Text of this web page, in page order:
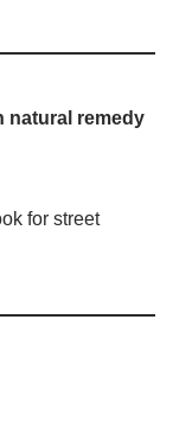
natural remedy
for street